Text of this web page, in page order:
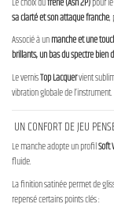
sa clarté et son attaque franche,
Associé à unmanche et une
brillants, un bas du spectre bien
Le vernisTop Lacquervient
vibration globale de l’instrument.
UN CONFORT DE JEU
Le manche adopte un profilSoft
fluide.
La finition satinée permet de
repensé certains points clés :